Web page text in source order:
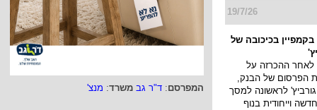
המפרסם: ד"ר גב משרד: מנצ'
19/7/26
בכיכובה של
לאחר ההכרזה על
הפרסום של הבנק,
לראשונה למסך
וייחודית בנוף